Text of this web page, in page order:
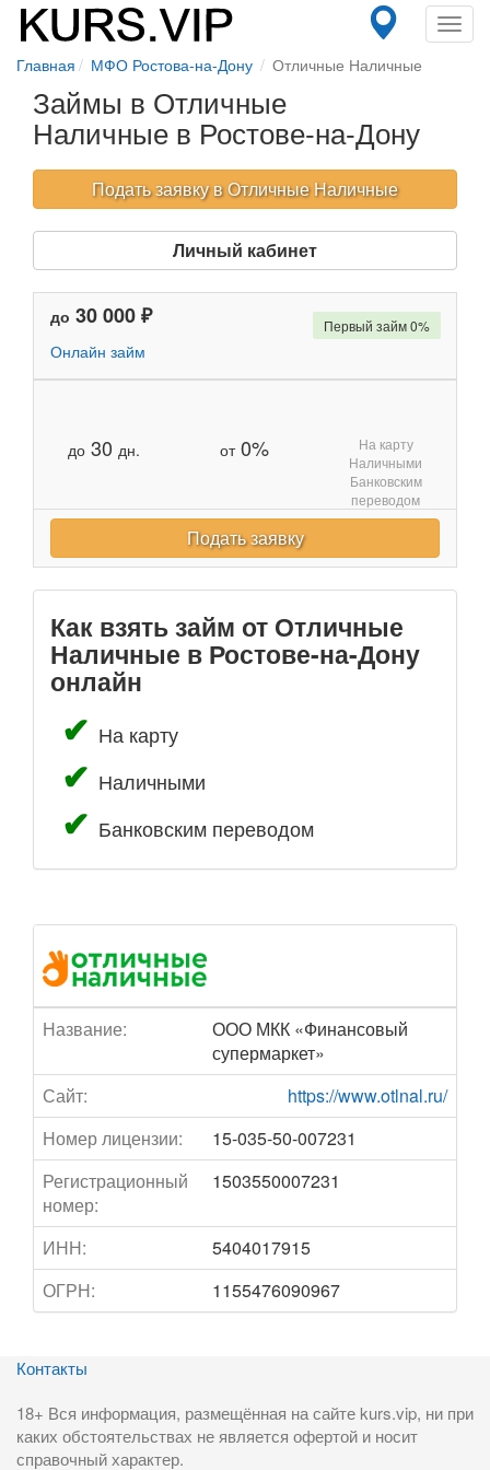
Главная МФО Ростова-на-Дону Отличные Наличные
Займы в Отличные
Наличные в Ростове-на-Дону
Подать заявку в Отличные Наличные
Личный кабинет
до 30 000 ₽
Онлайн займ
до 30 дн. от0%
Первый займ 0%
На карту
Наличными
Банковским
переводом
Подать заявку
Как взять займ от Отличные
Наличные в Ростове-на-Дону
онлайн
На карту
Наличными
Банковским переводом
Название:
ООО МКК «Финансовый
супермаркет»
Сайт:
https://www.otlnal.ru/
Номер лицензии:
15-035-50-007231
Регистрационный
номер:
1503550007231
ИНН:
5404017915
ОГРН:
1155476090967
Контакты
18+ Вся информация, размещённая на сайте kurs.vip, ни при
каких обстоятельствах не является офертой и носит
справочный характер.